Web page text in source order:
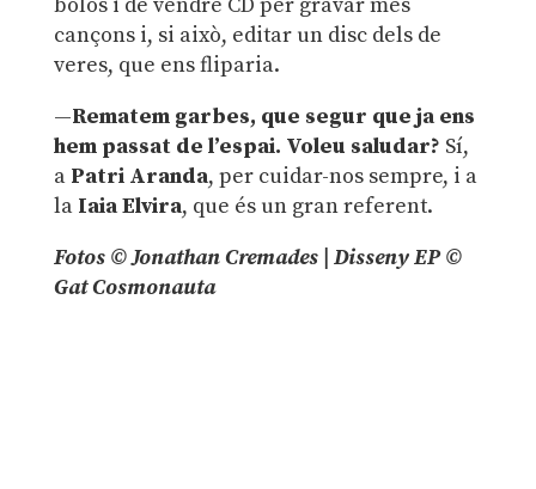
cançons i, si això, editar un disc dels de
veres, que ens fliparia.
—Rematem garbes, que segur que ja ens
hem passat de l’espai. Voleu saludar? Sí,
a Patri Aranda, per cuidar-nos sempre, i a
la IaiaElvira, que és un gran referent.
Fotos © Jonathan Cremades | Disseny EP ©
Gat Cosmonauta